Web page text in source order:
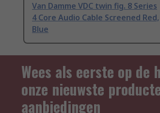
Van Damme VDC twin fig. 8 Series
4 Core Audio Cable Screened Red,
Blue
Wees als eerste op de
onze nieuwste
aanbiedingen